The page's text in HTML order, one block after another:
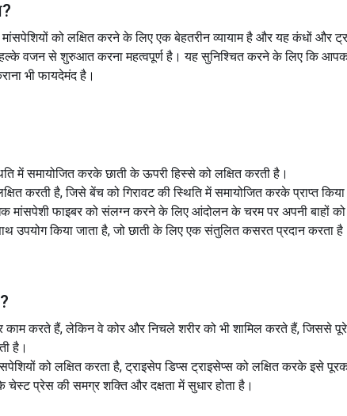
?
को लक्षित करने के लिए एक बेहतरीन व्यायाम है और यह कंधों और
वजन से शुरुआत करना महत्वपूर्ण है। यह सुनिश्चित करने के लिए कि
भी फायदेमंद है।
में समायोजित करके छाती के ऊपरी हिस्से को लक्षित करती है।
करती है, जिसे बेंच को गिरावट की स्थिति में समायोजित करके प्राप्त किया
फाइबर को संलग्न करने के लिए आंदोलन के चरम पर अपनी बाहों को
किया जाता है, जो छाती के लिए एक संतुलित कसरत प्रदान करता
?
करते हैं, लेकिन वे कोर और निचले शरीर को भी शामिल करते हैं, जिससे
है।
को लक्षित करता है, ट्राइसेप डिप्स ट्राइसेप्स को लक्षित करके इसे
प्रेस की समग्र शक्ति और दक्षता में सुधार होता है।